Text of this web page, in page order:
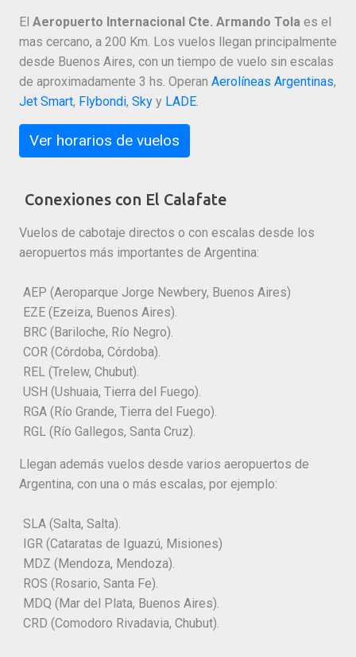
El Aeropuerto Internacional Cte. Armando Tola es el
mas cercano, a 200 Km. Los vuelos llegan principalmente
desde Buenos Aires, con un tiempo de vuelo sin escalas
de aproximadamente 3 hs. Operan Aerolíneas Argentinas,
Jet Smart, Flybondi, Sky y LADE.
Ver horarios de vuelos
Conexiones con El Calafate
Vuelos de cabotaje directos o con escalas desde los
aeropuertos más importantes de Argentina:
AEP (Aeroparque Jorge Newbery, Buenos Aires)
EZE (Ezeiza, Buenos Aires).
BRC (Bariloche, Río Negro).
COR (Córdoba, Córdoba).
REL (Trelew, Chubut).
USH (Ushuaia, Tierra del Fuego).
RGA (Río Grande, Tierra del Fuego).
RGL (Río Gallegos, Santa Cruz).
Llegan además vuelos desde varios aeropuertos de
Argentina, con una o más escalas, por ejemplo:
SLA (Salta, Salta).
IGR (Cataratas de Iguazú, Misiones)
MDZ (Mendoza, Mendoza).
ROS (Rosario, Santa Fe).
MDQ (Mar del Plata, Buenos Aires).
CRD (Comodoro Rivadavia, Chubut).